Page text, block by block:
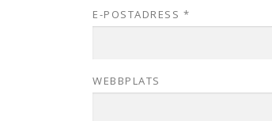
E-POSTADRESS *
WEBBPLATS